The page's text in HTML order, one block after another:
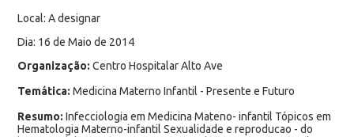
Local: A designar
Dia: 16 de Maio de 2014
Organização: Centro Hospitalar Alto Ave
Temática: Medicina Materno Infantil - Presente e Futuro
Resumo: Infecciologia em Medicina Mateno- infantil Tópicos em
Hematologia Materno-infantil Sexualidade e reproducao - do